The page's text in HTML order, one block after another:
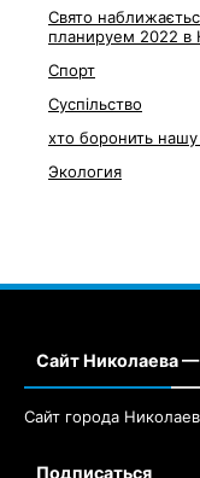
Свято
планируем 2022 в
Спорт
Суспільство
хто боронить
Экология
Сайт Николаева —
Сайт города
Подписаться